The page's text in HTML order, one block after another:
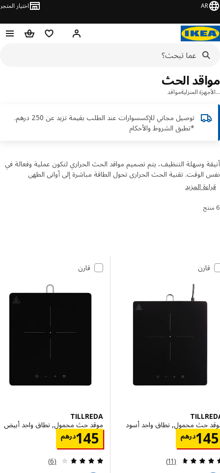
AR اختيار المتجر
مرحباً! تسجيل الدخول أو
قائمة التسوقسلة التسوق
المنزليةمواقد
توصيل مجاني للإكسسوارات عند الطلب بقيمة تزيد عن 250 درهم.
*تطبق الشروط والأحكام
الحث
وسهلة التنظيف، يتم تصميم مواقد الحث الحراري لتكون عملية وفعالة في
الوقت. تقنية الحث الحراري تحول الطاقة مباشرة إلى أواني الطهي
مما يجعلها فعالة في استهلاك الطاقة وسريعة في التسخين. كما المزيد
والتصفية
النتائجقارن
حث محمول, نطاق واحد أسود
درهم الاسعار درهم 145
مراجعة: 4.6 من أصل 5 نجوم. إجمالي المراجعات:
(11)
قارن
TILLREDA
موقد حث محمول, نطاق واحد أبيض
درهم145 الاسعار درهم
مراجعة: 3.7 من أصل 5 نجوم. إجمالي المراجعات:
(6)